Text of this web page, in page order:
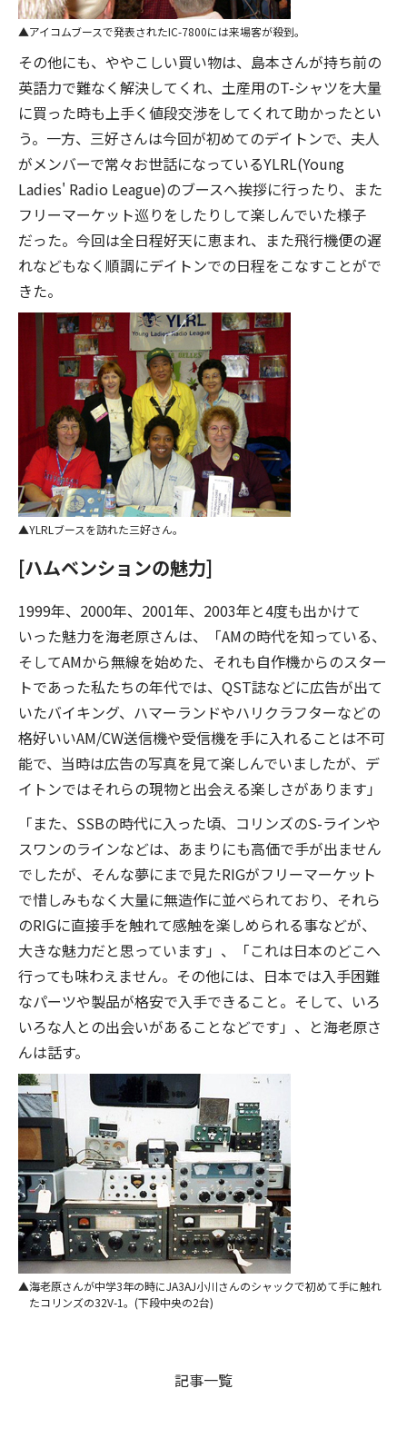
アイコムブースで発表されたIC-7800には来場客が殺到。
その他にも、ややこしい買い物は、島本さんが持ち前の
英語力で難なく解決してくれ、土産用のT-シャツを大量
に買った時も上手く値段交渉をしてくれて助かったとい
う。一方、三好さんは今回が初めてのデイトンで、夫人
がメンバーで常々お世話になっているYLRL(Young
Ladies' Radio League)のブースへ挨拶に行ったり、また
フリーマーケット巡りをしたりして楽しんでいた様子
だった。今回は全日程好天に恵まれ、また飛行機便の遅
れなどもなく順調にデイトンでの日程をこなすことがで
きた。
YLRLブースを訪れた三好さん。
[ハムベンションの魅力]
1999年、2000年、2001年、2003年と4度も出かけて
いった魅力を海老原さんは、「AMの時代を知っている、
そしてAMから無線を始めた、それも自作機からのスター
トであった私たちの年代では、QST誌などに広告が出て
いたバイキング、ハマーランドやハリクラフターなどの
格好いいAM/CW送信機や受信機を手に入れることは不可
能で、当時は広告の写真を見て楽しんでいましたが、デ
イトンではそれらの現物と出会える楽しさがあります」
「また、SSBの時代に入った頃、コリンズのS-ラインや
スワンのラインなどは、あまりにも高価で手が出ません
でしたが、そんな夢にまで見たRIGがフリーマーケット
で惜しみもなく大量に無造作に並べられており、それら
のRIGに直接手を触れて感触を楽しめられる事などが、
大きな魅力だと思っています」、「これは日本のどこへ
行っても味わえません。その他には、日本では入手困難
なパーツや製品が格安で入手できること。そして、いろ
いろな人との出会いがあることなどです」、と海老原さ
んは話す。
海老原さんが中学3年の時にJA3AJ小川さんのシャックで初めて手に触れ
たコリンズの32V-1。(下段中央の2台)
記事一覧